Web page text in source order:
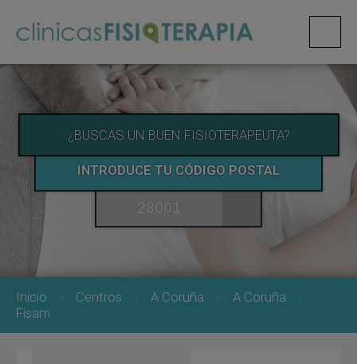
¿BUSCAS UN BUEN FISIOTERAPEUTA?
INTRODUCE TU CÓDIGO POSTAL
Inicio Centros A Coruña
A Coruña
Fisam